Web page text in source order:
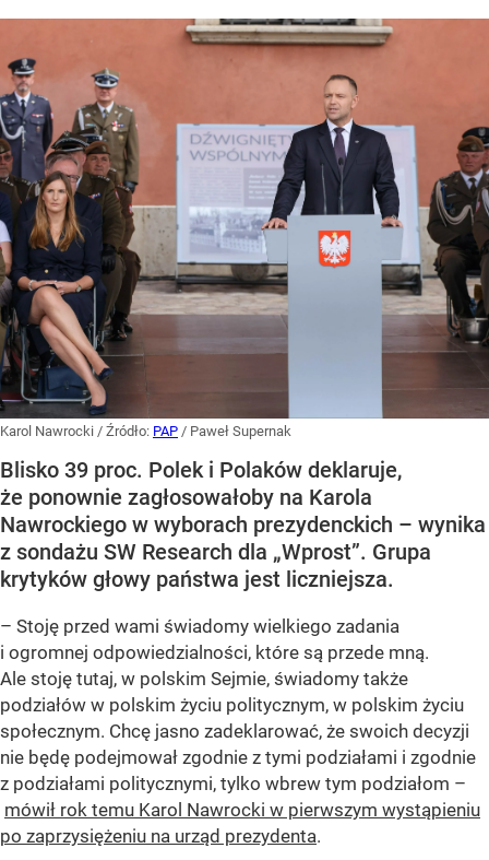
Karol Nawrocki / Źródło: PAP / Paweł Supernak
Blisko 39 proc. Polek i Polaków deklaruje,
że ponownie zagłosowałoby na Karola
Nawrockiego w wyborach prezydenckich – wynika
z sondażu SW Research dla „Wprost”. Grupa
krytyków głowy państwa jest liczniejsza.
– Stoję przed wami świadomy wielkiego zadania
i ogromnej odpowiedzialności, które są przede mną.
Ale stoję tutaj, w polskim Sejmie, świadomy także
podziałów w polskim życiu politycznym, w polskim życiu
społecznym. Chcę jasno zadeklarować, że swoich decyzji
nie będę podejmował zgodnie z tymi podziałami i zgodnie
z podziałami politycznymi, tylko wbrew tym podziałom –
mówił rok temu Karol Nawrocki w pierwszym wystąpieniu
po zaprzysiężeniu na urząd prezydenta.